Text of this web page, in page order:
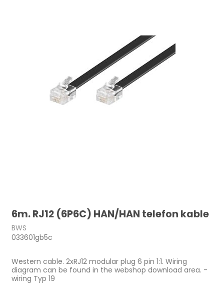
6m. RJ12 (6P6C) HAN/HAN telefon kable
BWS
033601gb5c
Western cable. 2xRJ12 modular plug 6 pin 1:1. Wiring
diagram can be found in the webshop download area. -
wiring Typ 19